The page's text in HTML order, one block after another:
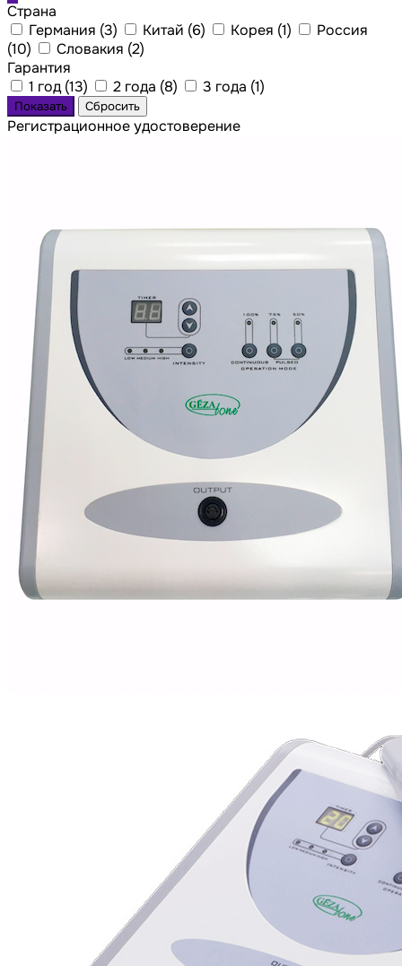
Страна
Германия (3) Китай (6) Корея (1)
Россия
(10) Словакия (2)
Гарантия
1 год (13) 2 года (8) 3 года (1)
Регистрационное удостоверение